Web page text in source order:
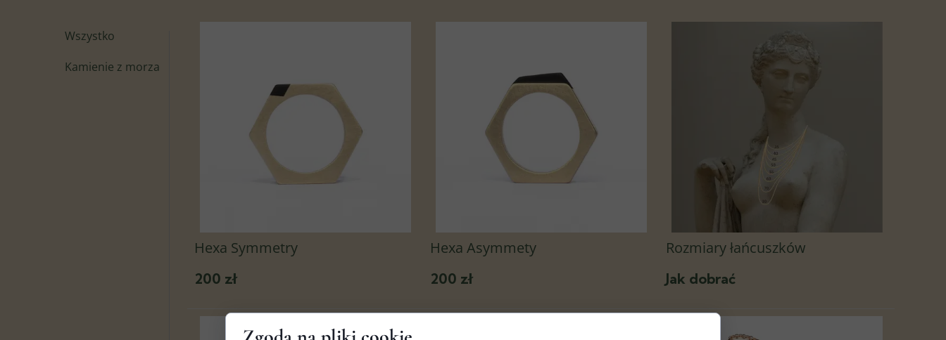
Hexa Symmetry
200 zł
Hexa Asymmety
200 zł
Rozmiary łańcuszków
Jak dobrać
Wszystko
Kamienie z morza